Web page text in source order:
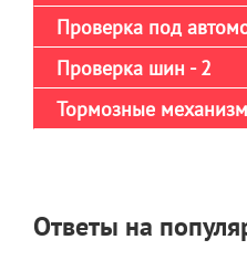
Проверка под
Проверка шин - 2
Тормозные
Ответы на